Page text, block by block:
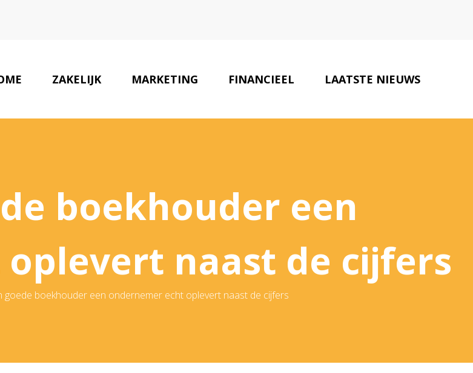
ZAKELIJK MARKETING FINANCIEEL LAATSTE NIEUWS
boekhouder een
naast de cijfers
goede boekhouder een ondernemer echt oplevert naast de cijfers